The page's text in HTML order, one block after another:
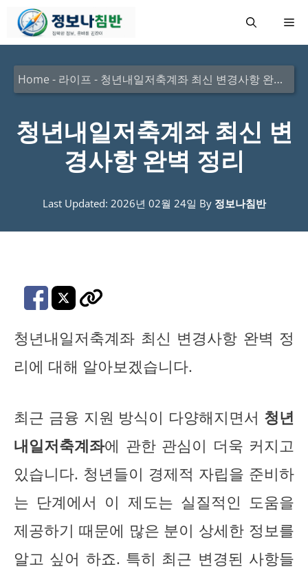
메
Home - 라이프 - 청년내일저축계좌 최신 변경사항 완벽 정리
청년내일저축계좌 최신 변
경사항 완벽 정리
Last Updated: 2026년 02월 24일 By 정보나침반
청년내일저축계좌 최신 변경사항 완벽 정
리에 대해 알아보겠습니다.
최근 금융 지원 방식이 다양해지면서 청년
내일저축계좌에 관한 관심이 더욱 커지고
있습니다. 청년들이 경제적 자립을 준비하
는 단계에서 이 제도는 실질적인 도움을
제공하기 때문에 많은 분이 상세한 정보를
알고 싶어 하죠. 특히 최근 변경된 사항들